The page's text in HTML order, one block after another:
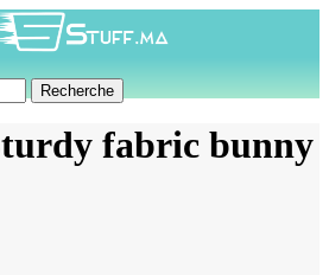
Recherche
fabric bunny